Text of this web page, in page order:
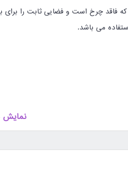
فاقد چرخ است و فضایی ثابت را برای
نمایش